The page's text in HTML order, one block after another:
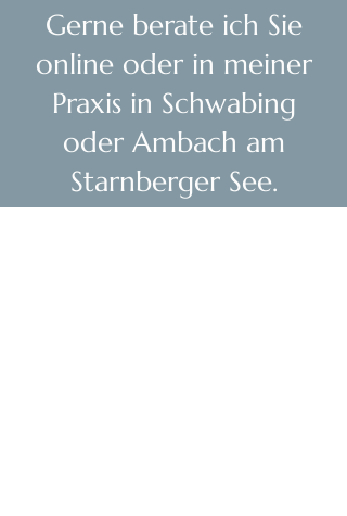
Gerne berate ich Sie
online oder in meiner
Praxis in Schwabing
oder Ambach am
Starnberger See.